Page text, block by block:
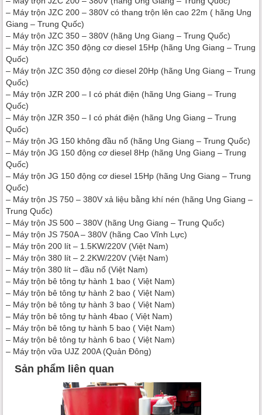
– Máy trộn JZC 200 – 380V có thang trộn lên cao 22m ( hãng Ung
Giang – Trung Quốc)
– Máy trộn JZC 350 – 380V (hãng Ung Giang – Trung Quốc)
– Máy trộn JZC 350 động cơ diesel 15Hp (hãng Ung Giang – Trung
Quốc)
– Máy trộn JZC 350 động cơ diesel 20Hp (hãng Ung Giang – Trung
Quốc)
– Máy trộn JZR 200 – I có phát điện (hãng Ung Giang – Trung
Quốc)
– Máy trộn JZR 350 – I có phát điện (hãng Ung Giang – Trung
Quốc)
– Máy trộn JG 150 không đầu nổ (hãng Ung Giang – Trung Quốc)
– Máy trộn JG 150 động cơ diesel 8Hp (hãng Ung Giang – Trung
Quốc)
– Máy trộn JG 150 động cơ diesel 15Hp (hãng Ung Giang – Trung
Quốc)
– Máy trộn JS 750 – 380V xả liệu bằng khí nén (hãng Ung Giang –
Trung Quốc)
– Máy trộn JS 500 – 380V (hãng Ung Giang – Trung Quốc)
– Máy trộn JS 750A – 380V (hãng Cao Vĩnh Lực)
– Máy trộn 200 lít – 1.5KW/220V (Việt Nam)
– Máy trộn 380 lít – 2.2KW/220V (Việt Nam)
– Máy trộn 380 lít – đầu nổ (Việt Nam)
– Máy trộn bê tông tự hành 1 bao ( Việt Nam)
– Máy trộn bê tông tự hành 2 bao ( Việt Nam)
– Máy trộn bê tông tự hành 3 bao ( Việt Nam)
– Máy trộn bê tông tự hành 4bao ( Việt Nam)
– Máy trộn bê tông tự hành 5 bao ( Việt Nam)
– Máy trộn bê tông tự hành 6 bao ( Việt Nam)
– Máy trộn vữa UJZ 200A (Quản Đông)
Sản phẩm liên quan